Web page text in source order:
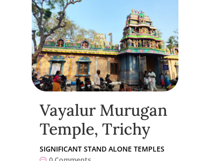
Vayalur Murugan
Temple, Trichy
SIGNIFICANT STAND ALONE TEMPLES